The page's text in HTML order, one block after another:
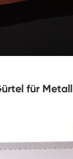
für Metall